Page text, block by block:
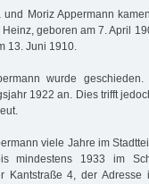
Moriz Appermann
geboren am 7. April
13. Juni 1910.
wurde geschieden.
1922 an. Dies trifft
viele Jahre im
mindestens 1933 im
4, der Adresse